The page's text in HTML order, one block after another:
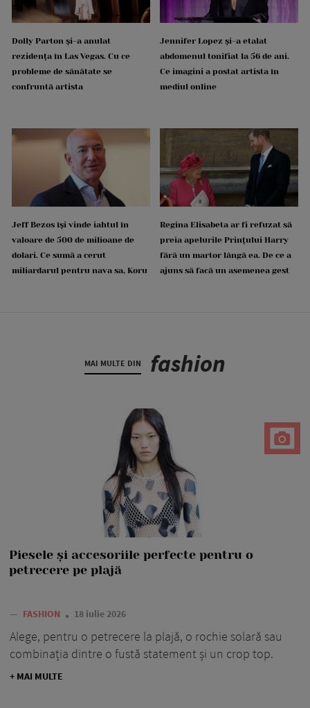
Dolly Parton și-a anulat
rezidența în Las Vegas. Cu ce
probleme de sănătate se
confruntă artista
Jennifer Lopez și-a etalat
abdomenul tonifiat la 56 de ani.
Ce imagini a postat artista în
mediul online
Jeff Bezos își vinde iahtul în
valoare de 500 de milioane de
dolari. Ce sumă a cerut
miliardarul pentru nava sa, Koru
Regina Elisabeta ar fi refuzat să
preia apelurile Prințului Harry
fără un martor lângă ea. De ce a
ajuns să facă un asemenea gest
MAI MULTE DIN fashion
Piesele și accesoriile perfecte pentru o
petrecere pe plajă
— FASHION 18 iulie 2026
Alege, pentru o petrecere la plajă, o rochie solară sau
combinația dintre o fustă statement și un crop top.
+ MAI MULTE